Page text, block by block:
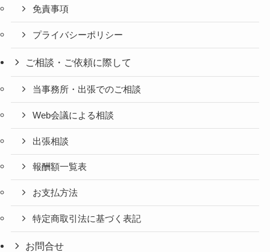
免責事項
プライバシーポリシー
ご相談・ご依頼に際して
当事務所・出張でのご相談
Web会議による相談
出張相談
報酬額一覧表
お支払方法
特定商取引法に基づく表記
お問合せ